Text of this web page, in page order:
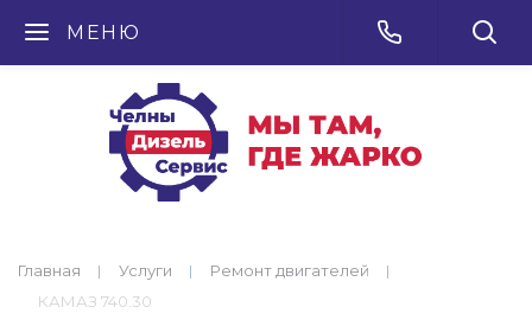
МЕНЮ
Главная Услуги
Ремонт двигателей
КАМАЗ 740.30